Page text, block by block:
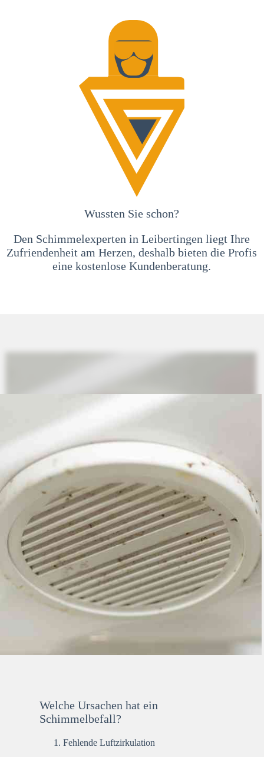
Wussten Sie schon?
Den Schimmelexperten in Leibertingen liegt Ihre
Zufriendenheit am Herzen, deshalb bieten die Profis
eine kostenlose Kundenberatung.
Welche Ursachen hat ein
Schimmelbefall?
Fehlende Luftzirkulation